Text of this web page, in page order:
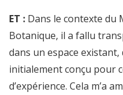
ET : Dans le contexte du
Botanique, il a fallu
dans un espace existant,
initialement conçu pour
d’expérience. Cela m’a